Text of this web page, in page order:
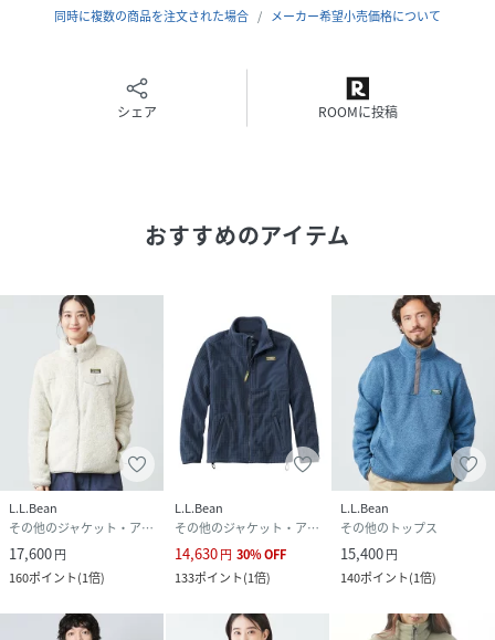
左胸と両脇にジッパー・ポケット付き
モデル身長：179cm 着用サイズ：Dark Hunter,Shadow
Green/L Bright Navy,Burg Brown/M 他/S
ヨルダン
サイズ S、M、L、XL
クリーニング 洗濯機洗い可
品番
JJ0123_504938
504938-E30-003 JJ0123)
同時に複数の商品を注文された場合
メーカー希望小売価格について
シェア ROOMに投稿
おすすめのアイテム
L.L.Bean
その他のジャケット・アウター
17,600円
160ポイント(1倍)
L.L.Bean
その他のジャケット・アウター
14,630円 30%OFF
133ポイント(1倍)
L.L.Bean
その他のトップス
15,400円
140ポイント(1倍)